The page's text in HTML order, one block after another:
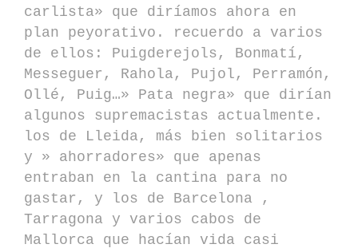
carlista» que diríamos ahora en
plan peyorativo. recuerdo a varios
de ellos: Puigderejols, Bonmatí,
Messeguer, Rahola, Pujol, Perramón,
Ollé, Puig…» Pata negra» que dirían
algunos supremacistas actualmente.
los de Lleida, más bien solitarios
y » ahorradores» que apenas
entraban en la cantina para no
gastar, y los de Barcelona ,
Tarragona y varios cabos de
Mallorca que hacían vida casi